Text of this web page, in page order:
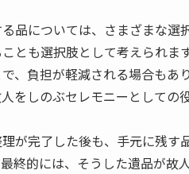
品については、さまざまな選
とも選択肢として考えられま
、負担が軽減される場合もあ
をしのぶセレモニーとしての
が完了した後も、手元に残す
終的には、そうした遺品が故